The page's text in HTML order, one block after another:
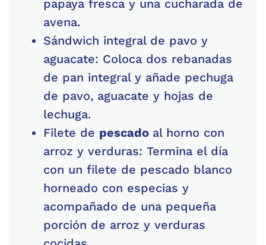
papaya fresca y una cucharada de
avena.
Sándwich integral de pavo y
aguacate: Coloca dos rebanadas
de pan integral y añade pechuga
de pavo, aguacate y hojas de
lechuga.
Filete de pescado al horno con
arroz y verduras: Termina el día
con un filete de pescado blanco
horneado con especias y
acompañado de una pequeña
porción de arroz y verduras